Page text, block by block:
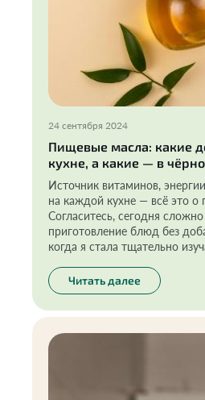
24 сентября 2024
Пищевые масла: какие
кухне, а какие — в
Источник витаминов,
на каждой кухне — всё это о
Согласитесь, сегодня
приготовление блюд без
когда я стала тщательно
в пищу, я отказалась от
некоторых пищевых масел.
безопасны на самом деле,
Читать далее